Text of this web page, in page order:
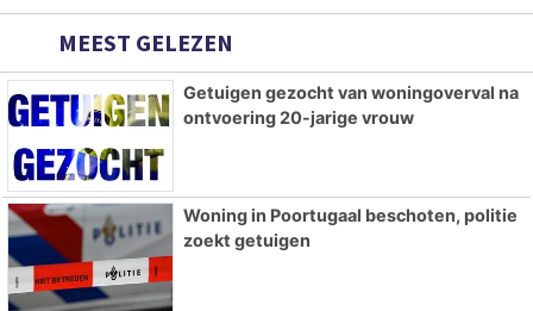
MEEST GELEZEN
Getuigen gezocht van woningoverval na
ontvoering 20-jarige vrouw
Woning in Poortugaal beschoten, politie
zoekt getuigen